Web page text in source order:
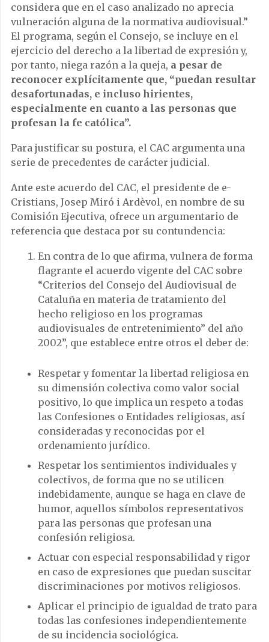
considera que en el caso analizado no aprecia
vulneración alguna de la normativa audiovisual.”
El programa, según el Consejo, se incluye en el
ejercicio del derecho a la libertad de expresión y,
por tanto, niega razón a la queja, a pesar de
reconocer explícitamente que, “puedan resultar
desafortunadas, e incluso hirientes,
especialmente en cuanto a las personas que
profesan la fe católica”.
Para justificar su postura, el CAC argumenta una
serie de precedentes de carácter judicial.
Ante este acuerdo del CAC, el presidente de e-
Cristians, Josep Miró i Ardèvol, en nombre de su
Comisión Ejecutiva, ofrece un argumentario de
referencia que destaca por su contundencia:
En contra de lo que afirma, vulnera de forma
flagrante el acuerdo vigente del CAC sobre
“Criterios del Consejo del Audiovisual de
Cataluña en materia de tratamiento del
hecho religioso en los programas
audiovisuales de entretenimiento” del año
2002”, que establece entre otros el deber de:
Respetar y fomentar la libertad religiosa en
su dimensión colectiva como valor social
positivo, lo que implica un respeto a todas
las Confesiones o Entidades religiosas, así
consideradas y reconocidas por el
ordenamiento jurídico.
Respetar los sentimientos individuales y
colectivos, de forma que no se utilicen
indebidamente, aunque se haga en clave de
humor, aquellos símbolos representativos
para las personas que profesan una
confesión religiosa.
Actuar con especial responsabilidad y rigor
en caso de expresiones que puedan suscitar
discriminaciones por motivos religiosos.
Aplicar el principio de igualdad de trato para
todas las confesiones independientemente
de su incidencia sociológica.